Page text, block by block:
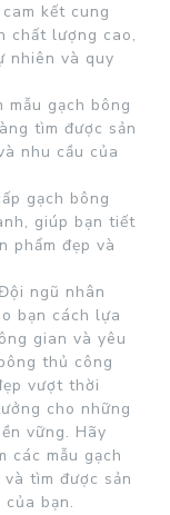
kết cung
chất lượng cao,
nhiên và quy
mẫu gạch bông
tìm được sản
nhu cầu của
gạch bông
giúp bạn tiết
phẩm đẹp và
ngũ nhân
bạn cách lựa
gian và yêu
thủ công
vượt thời
cho những
vững. Hãy
các mẫu gạch
tìm được sản
bạn.